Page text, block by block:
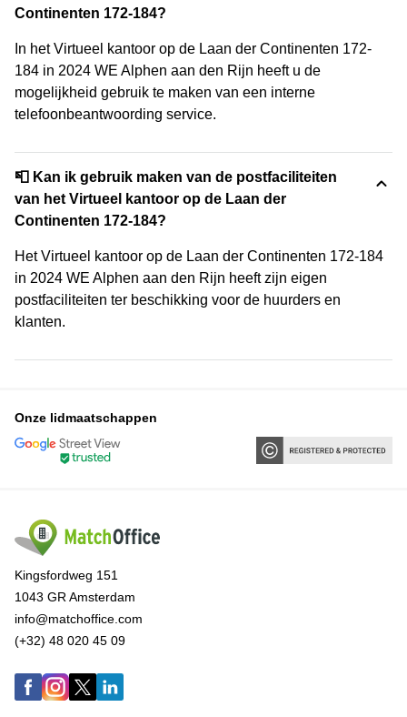
Continenten 172-184?
In het Virtueel kantoor op de Laan der Continenten 172-
184 in 2024 WE Alphen aan den Rijn heeft u de
mogelijkheid gebruik te maken van een interne
telefoonbeantwoording service.
📮 Kan ik gebruik maken van de postfaciliteiten
van het Virtueel kantoor op de Laan der
Continenten 172-184?
Het Virtueel kantoor op de Laan der Continenten 172-184
in 2024 WE Alphen aan den Rijn heeft zijn eigen
postfaciliteiten ter beschikking voor de huurders en
klanten.
Onze lidmaatschappen
Kingsfordweg 151
1043 GR Amsterdam
info@matchoffice.com
(+32) 48 020 45 09